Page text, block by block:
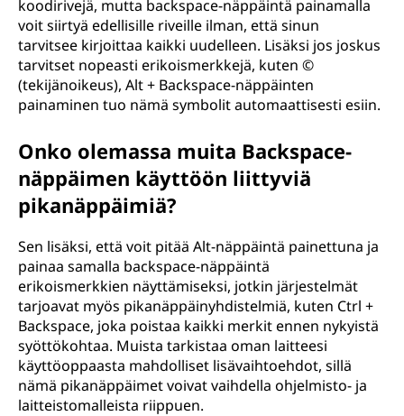
koodirivejä, mutta backspace-näppäintä painamalla
voit siirtyä edellisille riveille ilman, että sinun
tarvitsee kirjoittaa kaikki uudelleen. Lisäksi jos joskus
tarvitset nopeasti erikoismerkkejä, kuten ©
(tekijänoikeus), Alt + Backspace-näppäinten
painaminen tuo nämä symbolit automaattisesti esiin.
Onko olemassa muita Backspace-
näppäimen käyttöön liittyviä
pikanäppäimiä?
Sen lisäksi, että voit pitää Alt-näppäintä painettuna ja
painaa samalla backspace-näppäintä
erikoismerkkien näyttämiseksi, jotkin järjestelmät
tarjoavat myös pikanäppäinyhdistelmiä, kuten Ctrl +
Backspace, joka poistaa kaikki merkit ennen nykyistä
syöttökohtaa. Muista tarkistaa oman laitteesi
käyttöoppaasta mahdolliset lisävaihtoehdot, sillä
nämä pikanäppäimet voivat vaihdella ohjelmisto- ja
laitteistomalleista riippuen.